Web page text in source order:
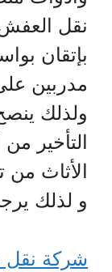
نقل العفش
بإتقان
مدربين
ولذلك
التأخير
الأثاث من
و لذلك
شركة